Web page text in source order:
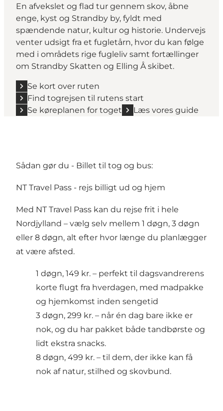
En afvekslet og flad tur gennem skov, åbne
enge, kyst og Strandby by, fyldt med
spændende natur, kultur og historie. Undervejs
venter udsigt fra et fugletårn, hvor du kan følge
med i områdets rige fugleliv samt fortællinger
om Strandby Skatten og Elling Å skibet.
Se kort over ruten
Find togrejsen til rutens start
Se køreplanen for toget
Læs vores guide
Sådan gør du - Billet til tog og bus:
NT Travel Pass - rejs billigt ud og hjem
Med NT Travel Pass kan du rejse frit i hele
Nordjylland – vælg selv mellem 1 døgn, 3 døgn
eller 8 døgn, alt efter hvor længe du planlægger
at være afsted.
1 døgn, 149 kr. – perfekt til dagsvandrerens
korte flugt fra hverdagen, med madpakke
og hjemkomst inden sengetid
3 døgn, 299 kr. – når én dag bare ikke er
nok, og du har pakket både tandbørste og
lidt ekstra snacks.
8 døgn, 499 kr. – til dem, der ikke kan få
nok af natur, stilhed og skovbund.